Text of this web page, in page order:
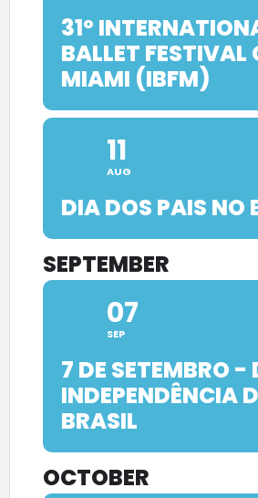
31º
BALLET FESTIVAL
MIAMI (IBFM)
11
AUG
DIA DOS PAIS NO
SEPTEMBER
07
SEP
7 DE SETEMBRO -
INDEPENDÊNCIA
BRASIL
OCTOBER